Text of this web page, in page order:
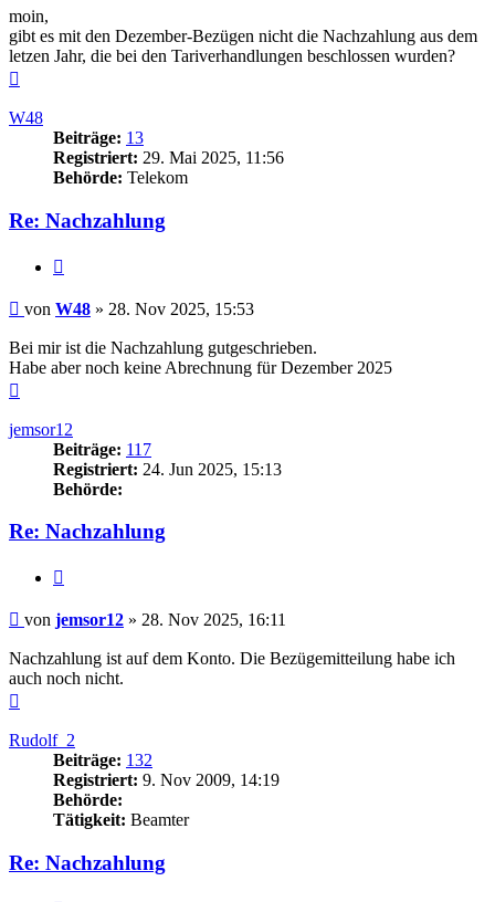
moin,
gibt es mit den Dezember-Bezügen nicht die Nachzahlung aus dem
letzen Jahr, die bei den Tariverhandlungen beschlossen wurden?
W48
Beiträge: 13
Registriert: 29. Mai 2025, 11:56
Behörde: Telekom
Re: Nachzahlung
Beitrag
von W48 » 28. Nov 2025, 15:53
Bei mir ist die Nachzahlung gutgeschrieben.
Habe aber noch keine Abrechnung für Dezember 2025
jemsor12
Beiträge: 117
Registriert: 24. Jun 2025, 15:13
Behörde:
Re: Nachzahlung
Beitrag
von jemsor12 » 28. Nov 2025, 16:11
Nachzahlung ist auf dem Konto. Die Bezügemitteilung habe ich
auch noch nicht.
Rudolf_2
Beiträge: 132
Registriert: 9. Nov 2009, 14:19
Behörde:
Tätigkeit: Beamter
Re: Nachzahlung